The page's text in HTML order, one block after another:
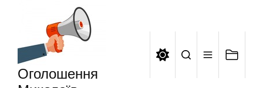
Оголошення